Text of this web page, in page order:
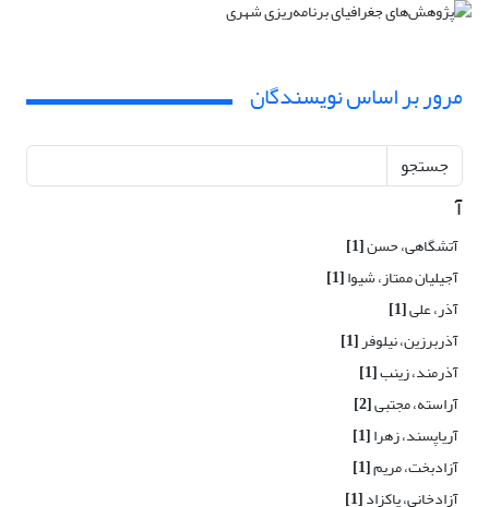
مرور بر اساس نویسندگان
جستجو
آ
آتشگاهی، حسن[1]
آجیلیان ممتاز، شیوا[1]
آذر، علی[1]
آذربرزین، نیلوفر[1]
آذرمند، زینب[1]
آراسته، مجتبی[2]
آریاپسند، زهرا[1]
آزادبخت، مریم[1]
آزادخانی، پاکزاد[1]